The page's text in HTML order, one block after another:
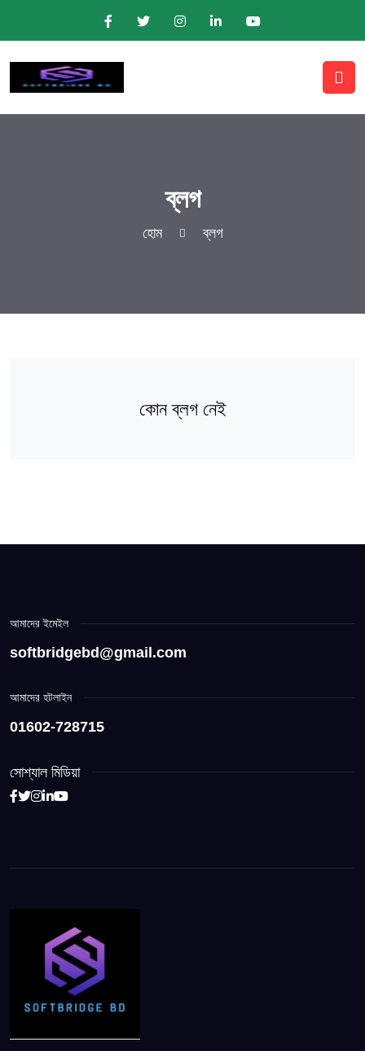
ব্লগ
হোম ব্লগ
কোন ব্লগ নেই
আমাদের ইমেইল
softbridgebd@gmail.com
আমাদের হটলাইন
01602-728715
সোশ্যাল মিডিয়া